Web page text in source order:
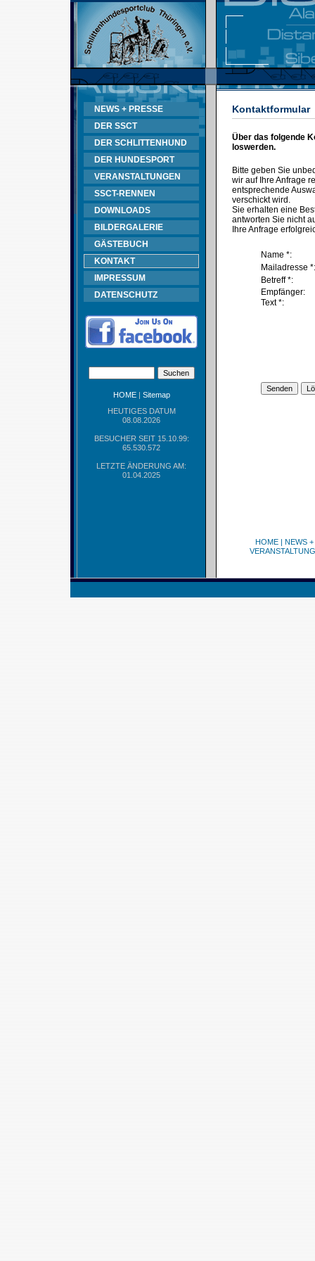
NEWS + PRESSE
DER SSCT
DER SCHLITTENHUND
DER HUNDESPORT
VERANSTALTUNGEN
SSCT-RENNEN
DOWNLOADS
BILDERGALERIE
GÄSTEBUCH
KONTAKT
IMPRESSUM
DATENSCHUTZ
HOME| Sitemap
HEUTIGES DATUM
08.08.2026
BESUCHER SEIT 15.10.99:
65.530.572
LETZTE ÄNDERUNG AM:
01.04.2025
Kontaktformular
Über das folgende
loswerden.
Bitte geben Sie
wir auf Ihre Anfrage
entsprechende
verschickt wird.
Sie erhalten eine
antworten Sie nicht
Ihre Anfrage
Name *:
Mailadresse *:
Betreff *:
Empfänger:
Text *:
HOME| NEWS